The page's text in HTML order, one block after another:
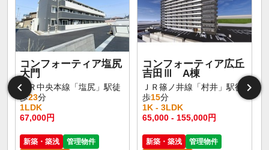
コンフォーティア塩尻
大門
ＪＲ中央本線「塩尻」駅徒
歩23分
1LDK
67,000円
新築・築浅
管理物件
コンフォーティア広丘
吉田Ⅲ A棟
ＪＲ篠ノ井線「村井」駅徒
歩15分
1K - 3LDK
65,000 - 155,000円
新築・築浅
管理物件